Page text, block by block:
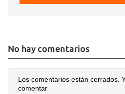
No hay comentarios
Los comentarios están cerrados.
comentar